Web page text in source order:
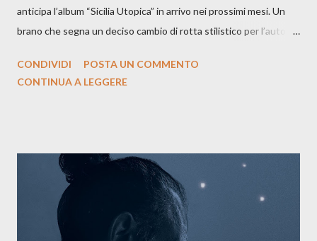
anticipa l’album “Sicilia Utopica” in arrivo nei prossimi mesi. Un
brano che segna un deciso cambio di rotta stilistico per l’autore
testo ibrido tra italiano e siciliano, e un’urgenza espressiva che
La canzone racconta la difficoltà di creare, e perfino di esistere,
sotto il peso della realtà. Ma lo fa cercando una via d’uscita, una
forma di assoluzione, nel vivere e nel suonare, nel trovare respiro
anche quando l’aria sembra farsi più densa. Il brano è anche una
CONDIVIDI
POSTA UN COMMENTO
CONTINUA A LEGGERE